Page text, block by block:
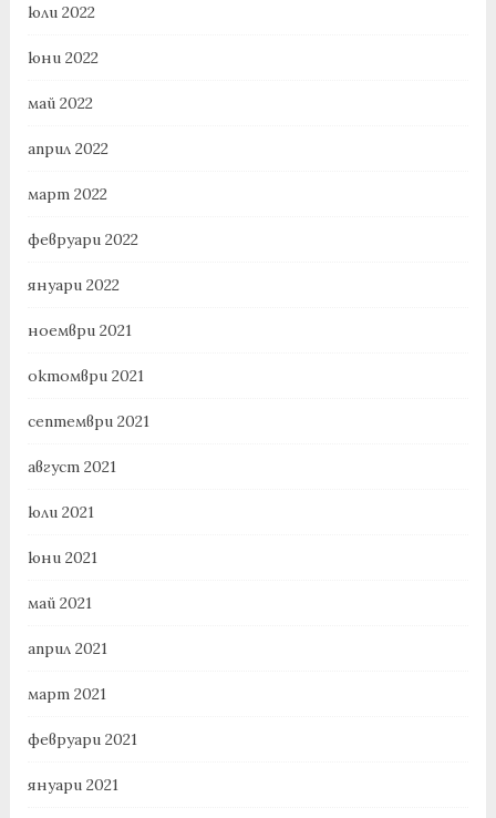
юли 2022
юни 2022
май 2022
април 2022
март 2022
февруари 2022
януари 2022
ноември 2021
октомври 2021
септември 2021
август 2021
юли 2021
юни 2021
май 2021
април 2021
март 2021
февруари 2021
януари 2021